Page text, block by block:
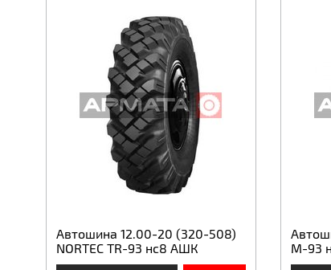
Автошина 12.00-20 (320-508)
NORTEC TR-93 нс8 АШК
М-93